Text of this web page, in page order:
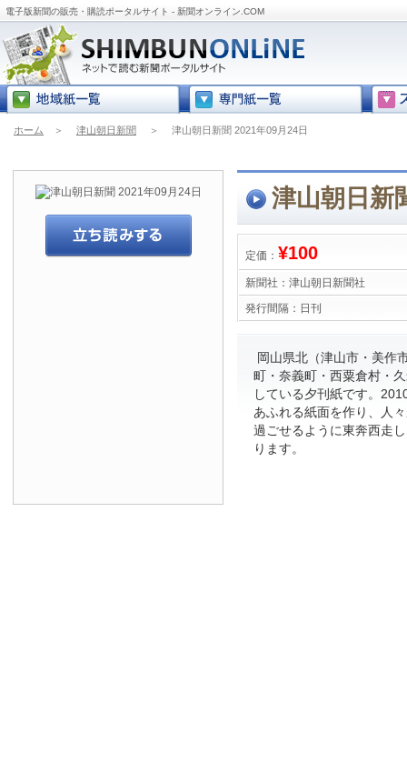
電子版新聞の販売・購読ポータルサイト - 新聞オンライン.COM
ホーム ＞ 津山朝日新聞 ＞ 津山朝日新聞 2021年09月24日
津山朝日新
定価： ¥100
新聞社： 津山朝日新聞社
発行間隔： 日刊
岡山県北（津山市・美作
町・奈義町・西粟倉村・
している夕刊紙です。
あふれる紙面を作り、人
過ごせるように東奔西走
ります。